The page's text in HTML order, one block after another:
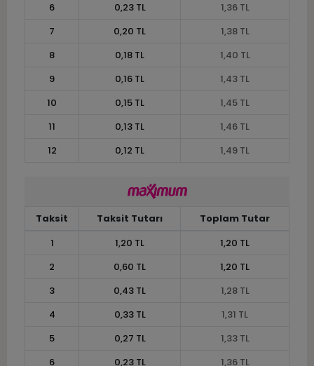
6
0,23 TL
1,36 TL
7
0,20 TL
1,38 TL
8
0,18 TL
1,40 TL
9
0,16 TL
1,43 TL
10
0,15 TL
1,45 TL
11
0,13 TL
1,46 TL
12
0,12 TL 1,49 TL
Taksit Taksit Tutarı
Toplam Tutar
1
1,20 TL
1,20 TL
2
0,60 TL
1,20 TL
3
0,43 TL
1,28 TL
4
0,33 TL
1,31 TL
5
0,27 TL
1,33 TL
6
0,23 TL 1,36 TL